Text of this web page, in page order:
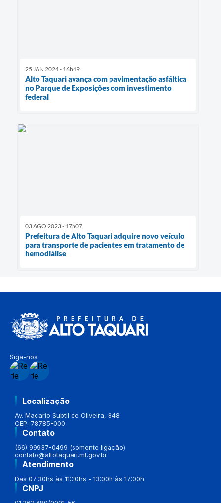
25 JAN 2024 - 16h49
Alto Taquari avança com pavimentação asfáltica
no Parque de Exposições com investimento
federal
03 AGO 2023 - 17h07
Prefeitura de Alto Taquari adquire novo veículo
para transporte de pacientes em tratamento de
hemodiálise
Siga-nos
Localização
Av. Macario Subtil de Oliveira, 848
CEP: 78785-000
Contato
(66) 99937-0499 (somente ligação)
contato@altotaquari.mt.gov.br
Atendimento
Das 07:30hs às 11:30hs - 13:00h às 17:00h
CNPJ